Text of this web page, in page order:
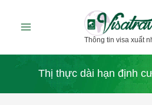
dung
Thông tin visa xuất
Thị thực dài hạn định